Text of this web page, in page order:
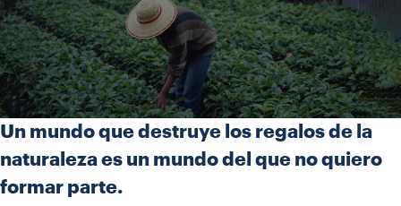
Un mundo que destruye los regalos de la
naturaleza es un mundo del que no quiero
formar parte.